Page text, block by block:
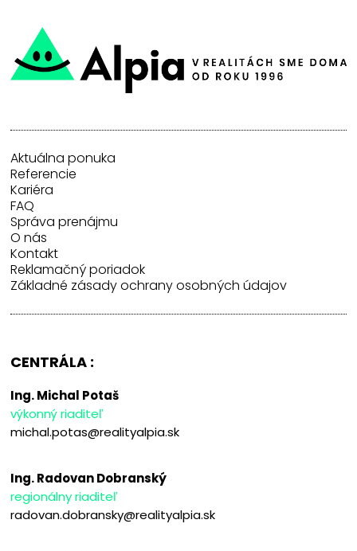
Aktuálna ponuka
Referencie
Kariéra
FAQ
Správa prenájmu
O nás
Kontakt
Reklamačný poriadok
Základné zásady ochrany osobných údajov
CENTRÁLA :
Ing. Michal Potaš
výkonný riaditeľ
michal.potas@realityalpia.sk
Ing. Radovan Dobranský
regionálny riaditeľ
radovan.dobransky@realityalpia.sk